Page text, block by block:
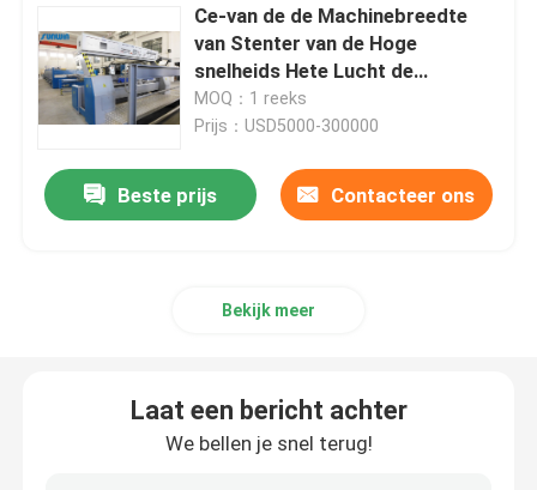
Ce-van de de Machinebreedte
van Stenter van de Hoge
snelheids Hete Lucht de
Breiende Stof die 2400mm
beëindigen
MOQ：1 reeks
Prijs：USD5000-300000
Beste prijs Contacteer ons
Bekijk meer
Laat een bericht achter
We bellen je snel terug!